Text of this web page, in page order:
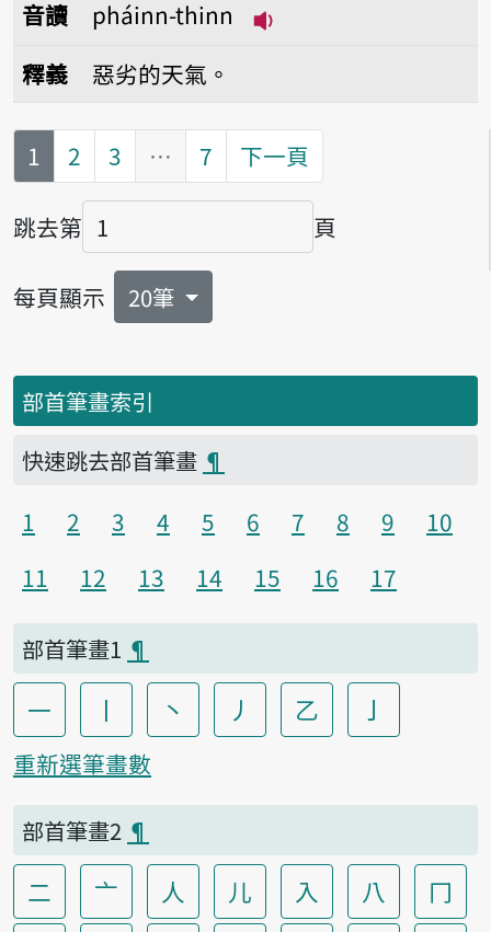
音讀
pháinn-thinn
釋義 惡劣的天氣。
第
1 2 3 … 7 下一頁
跳去第
頁碼
頁
每頁顯示 20筆
部首筆畫索引
快速跳去部首筆畫 ¶
1
2 3 4 5 6 7 8 9
10
11
12 13 14 15 16 17
部首筆畫1 ¶
一 丨 丶 丿 乙 亅
重新選筆畫數
部首筆畫2 ¶
二 亠 人 儿 入 八 冂